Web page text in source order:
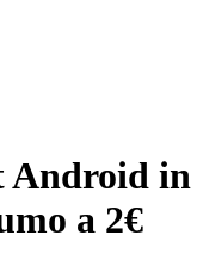
Android in
a 2€